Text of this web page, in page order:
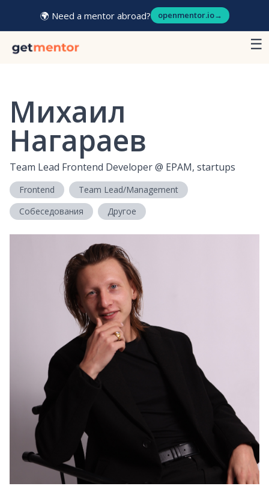
🌍 Need a mentor abroad? openmentor.io→
☰
Михаил
Нагараев
Team Lead Frontend Developer@ EPAM, startups
Frontend
Team Lead/Management
Собеседования
Другое